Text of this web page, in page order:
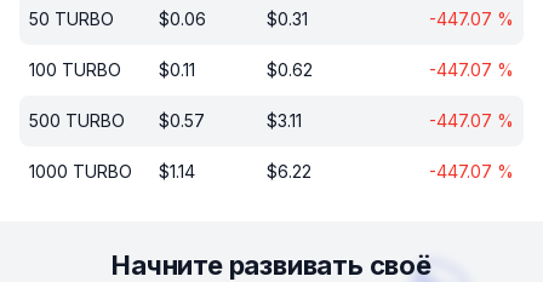
50 TURBO $0.06 $0.31 -447.07 %
100 TURBO $0.11 $0.62 -447.07 %
500 TURBO $0.57 $3.11 -447.07 %
1000 TURBO $1.14 $6.22 -447.07 %
Начните развивать своё